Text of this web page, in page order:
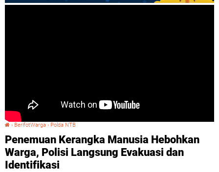
› BerifotWarga › Polda NTB
Penemuan Kerangka Manusia Hebohkan
Warga, Polisi Langsung Evakuasi dan
Identifikasi